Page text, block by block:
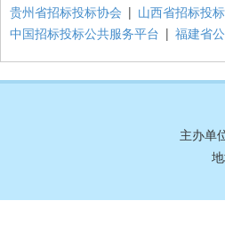
贵州省招标投标协会 | 山西省招标投
中国招标投标公共服务平台 | 福建省
主办单